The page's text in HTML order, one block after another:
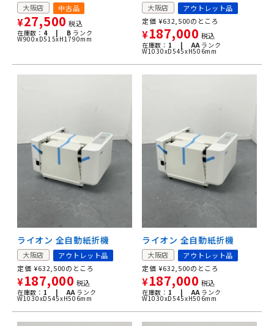
大阪店 中古品
¥27,500 税込
在庫数： 4 | B ランク
W900xD515xH1790mm
大阪店
アウトレット品
定価 ¥632,500のところ
¥187,000 税込
在庫数： 1 | AAランク
W1030xD545xH506mm
ライオン 全自動紙折機
大阪店
アウトレット品
定価 ¥632,500のところ
¥187,000 税込
在庫数： 1 | AA ランク
W1030xD545xH506mm
ライオン 全自動紙折機
大阪店
アウトレット品
定価 ¥632,500のところ
¥187,000 税込
在庫数： 1 | AA ランク
W1030xD545xH506mm